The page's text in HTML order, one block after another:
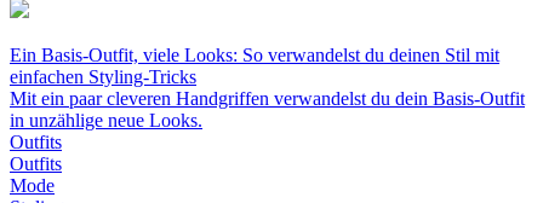
Ein Basis-Outfit, viele Looks: So verwandelst du deinen Stil mit
einfachen Styling-Tricks
Mit ein paar cleveren Handgriffen verwandelst du dein Basis-Outfit
in unzählige neue Looks.
Outfits
Outfits
Mode